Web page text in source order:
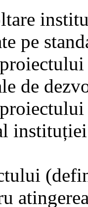
pe
de